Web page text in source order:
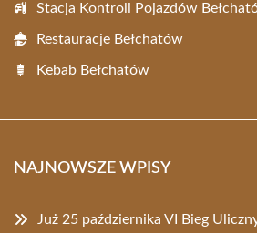
Stacja Kontroli Pojazdów
Restauracje Bełchatów
Kebab Bełchatów
NAJNOWSZE WPISY
Już 25 października VI Bieg